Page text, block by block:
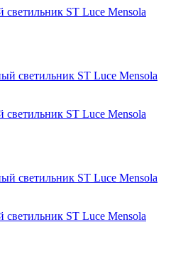
ST Luce Mensola
ST Luce Mensola
ST Luce Mensola